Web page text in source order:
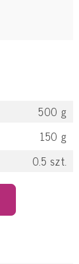
500 g
150 g
0.5 szt.